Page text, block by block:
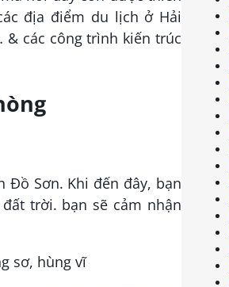
địa điểm du lịch ở Hải
& các công trình kiến trúc
Đồ Sơn. Khi đến đây, bạn
trời. bạn sẽ cảm nhận